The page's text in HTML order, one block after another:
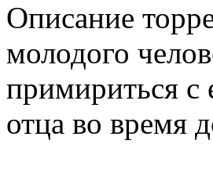
Описание
молодого
примириться
отца во время